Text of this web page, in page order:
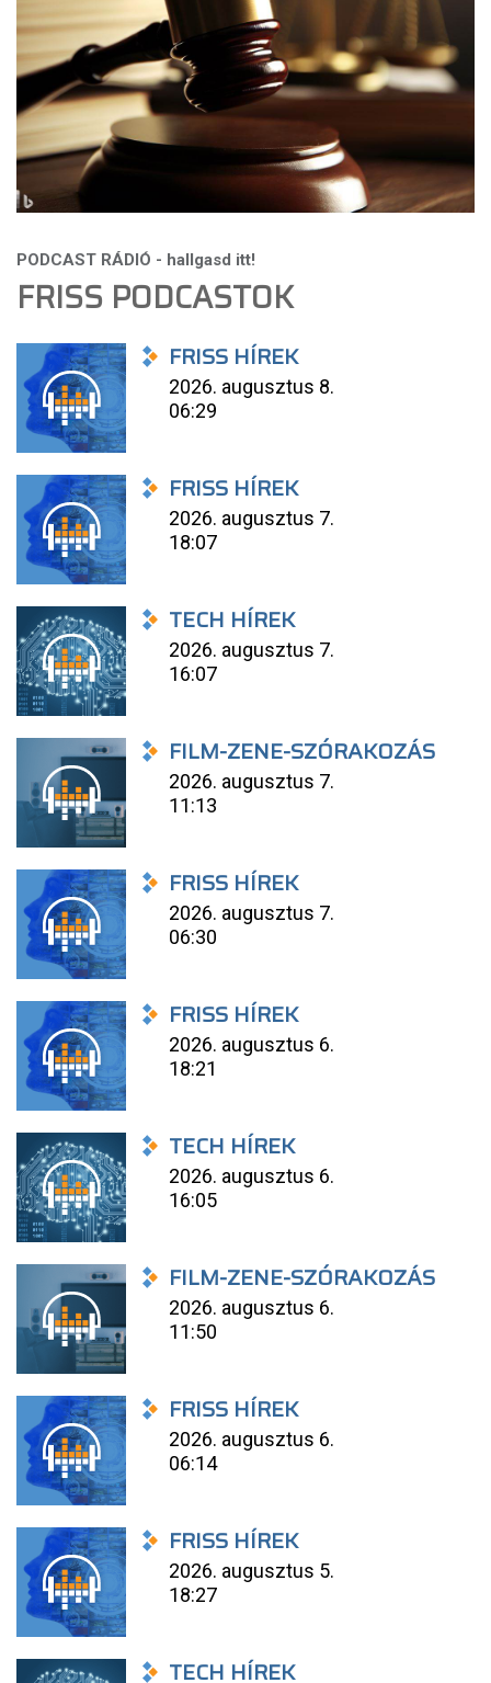
FRISS PODCASTOK
FRISS HÍREK
2026. augusztus 8.
06:29
FRISS HÍREK
2026. augusztus 7.
18:07
TECH HÍREK
2026. augusztus 7.
16:07
FILM-ZENE-SZÓRAKOZÁS
2026. augusztus 7.
11:13
FRISS HÍREK
2026. augusztus 7.
06:30
FRISS HÍREK
2026. augusztus 6.
18:21
TECH HÍREK
2026. augusztus 6.
16:05
FILM-ZENE-SZÓRAKOZÁS
2026. augusztus 6.
11:50
FRISS HÍREK
2026. augusztus 6.
06:14
FRISS HÍREK
2026. augusztus 5.
18:27
TECH HÍREK